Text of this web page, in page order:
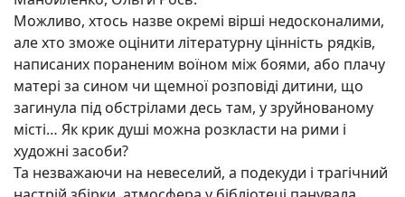
Можливо, хтось назве окремі вірші недосконалими,
але хто зможе оцінити літературну цінність рядків,
написаних пораненим воїном між боями, або плачу
матері за сином чи щемної розповіді дитини, що
загинула під обстрілами десь там, у зруйнованому
місті… Як крик душі можна розкласти на рими і
художні засоби?
Та незважаючи на невеселий, а подекуди і трагічний